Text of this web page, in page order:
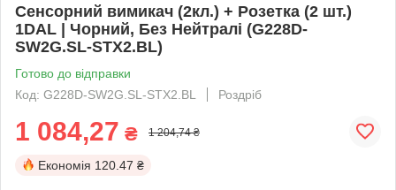
Сенсорний вимикач (2кл.) + Розетка (2 шт.)
1DAL | Чорний, Без Нейтралі (G228D-
SW2G.SL-STX2.BL)
Готово до відправки
Код: G228D-SW2G.SL-STX2.BL
Роздріб
1 084,27 ₴ 1 204,74 ₴
Економія 120.47 ₴